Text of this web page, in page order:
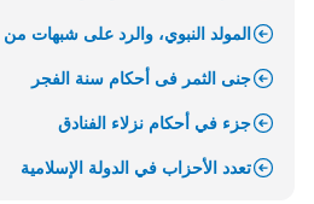
المولد النبوي، والرد على شبهات من
جنى الثمر فى أحكام سنة الفجر
جزء في أحكام نزلاء الفنادق
تعدد الأحزاب في الدولة الإسلامية